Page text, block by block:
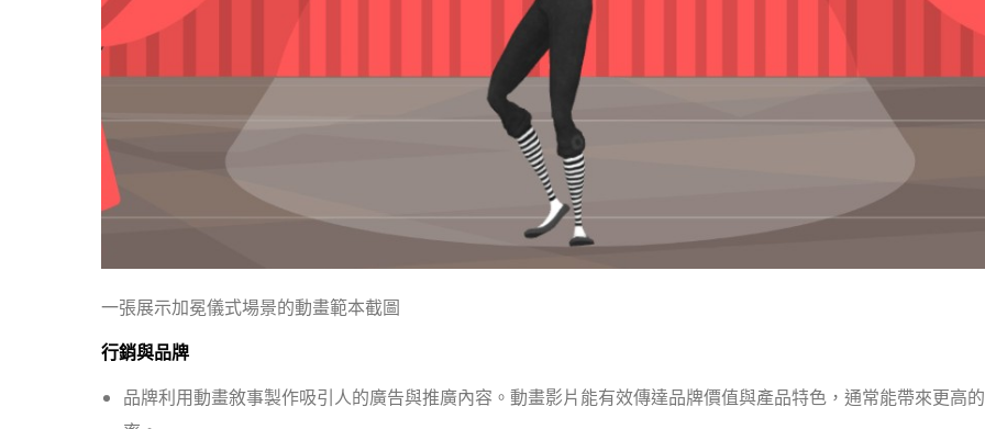
一張展示加冕儀式場景的動畫範本截圖
行銷與品牌
品牌利用動畫敘事製作吸引人的廣告與推廣內容。動畫影片能有效傳達品牌價值與產品特色，通常能帶來更高